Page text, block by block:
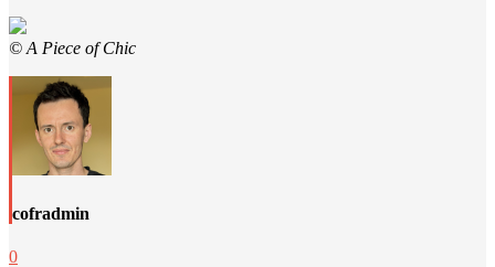
© A Piece of Chic
cofradmin
0